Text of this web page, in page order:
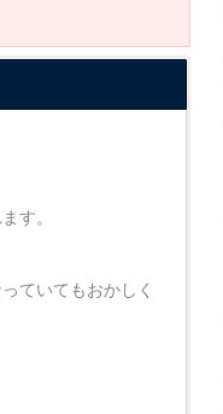
す。
ていてもおかしく